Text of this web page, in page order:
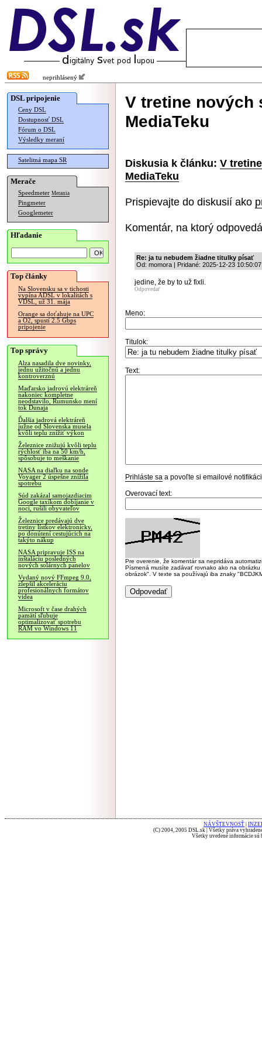
neprihlásený
DSL pripojenie
Ceny DSL
Dostupnosť DSL
Fórum o DSL
Výsledky meraní
Satelitná mapa SR
Merače
Speedmeter Merania
Pingmeter
Googlemeter
Hľadanie
Top články
Na Slovensku sa v tichosti
vypína ADSL v lokalitách s
VDSL, už 31. mája
Orange sa doťahuje na UPC
a O2, spustí 2.5 Gbps
pripojenie
Top správy
Alza nasadila dve novinky,
jednu užitočnú a jednu
kontroverznú
Maďarsko jadrovú elektráreň
nakoniec kompletne
neodstavilo, Rumunsko mení
tok Dunaja
Ďalšia jadrová elektráreň
južne od Slovenska musela
kvôli teplu znížiť výkon
Železnice znižujú kvôli teplu
rýchlosť iba na 50 km/h,
spôsobuje to meškanie
NASA na diaľku na sonde
Voyager 2 úspešne znížila
spotrebu
Súd zakázal samojazdiacim
Google taxíkom dobíjanie v
noci, rušili obyvateľov
Železnice predávajú dve
tretiny lístkov elektronicky,
po donútení cestujúcich na
takýto nákup
NASA pripravuje ISS na
inštaláciu posledných
nových solárnych panelov
Vydaný nový FFmpeg 9.0,
zlepšil akceleráciu
profesionálnych formátov
videa
Microsoft v čase drahých
pamätí sľubuje
optimalizovať spotrebu
RAM vo Windows 11
V tretine nových
MediaTeku
Diskusia k článku: V
MediaTeku
Prispievajte do diskusií ako
Komentár, na ktorý
Re: ja tu nebudem žiadne titulky písať
Od: momora | Pridané: 2025-12-23 10:50:07
jedine, že by to už fixli.
Odpovedať
Meno:
Titulok:
Text:
Prihláste sa a povoľte si emailové
Overovací text:
Pre overenie, že komentár sa nepridáva
Písmená musíte zadávať rovnako ako na
obrázok". V texte sa používajú iba znaky
NÁVŠTEVNOSŤ
(C) 2004, 2005 DSL.sk | Všetky práva
Všetky uvedené informácie sú